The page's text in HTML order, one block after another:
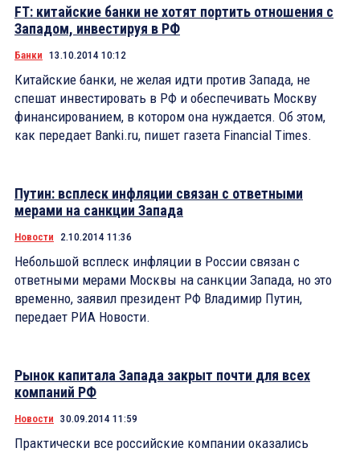
FT: китайские банки не хотят портить отношения с
Западом, инвестируя в РФ
Банки 13.10.2014 10:12
Китайские банки, не желая идти против Запада, не
спешат инвестировать в РФ и обеспечивать Москву
финансированием, в котором она нуждается. Об этом,
как передает Banki.ru, пишет газета Financial Times.
Путин: всплеск инфляции связан с ответными
мерами на санкции Запада
Новости 2.10.2014 11:36
Небольшой всплеск инфляции в России связан с
ответными мерами Москвы на санкции Запада, но это
временно, заявил президент РФ Владимир Путин,
передает РИА Новости.
Рынок капитала Запада закрыт почти для всех
компаний РФ
Новости 30.09.2014 11:59
Практически все российские компании оказались